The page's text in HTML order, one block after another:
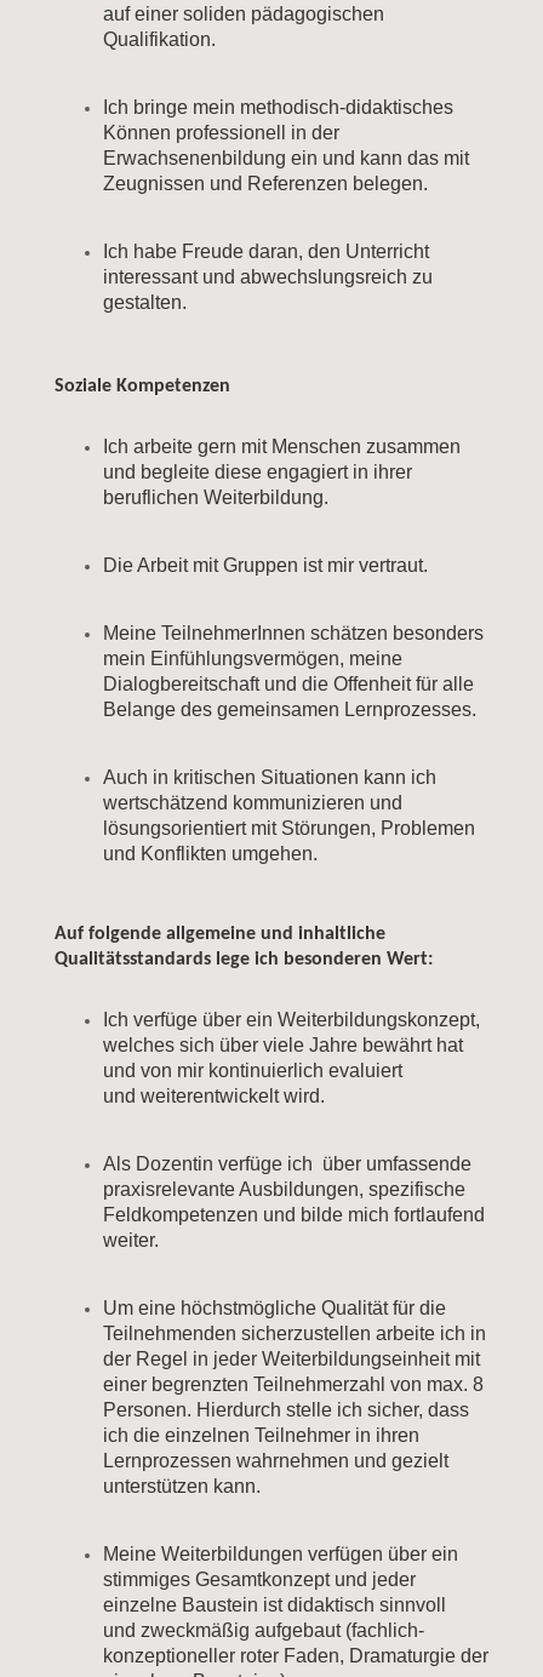
auf einer soliden pädagogischen
Qualifikation.
Ich bringe mein methodisch-didaktisches
Können professionell in der
Erwachsenenbildung ein und kann das mit
Zeugnissen und Referenzen belegen.
Ich habe Freude daran, den Unterricht
interessant und abwechslungsreich zu
gestalten.
Soziale Kompetenzen
Ich arbeite gern mit Menschen zusammen
und begleite diese engagiert in ihrer
beruflichen Weiterbildung.
Die Arbeit mit Gruppen ist mir vertraut.
Meine TeilnehmerInnen schätzen besonders
mein Einfühlungsvermögen, meine
Dialogbereitschaft und die Offenheit für alle
Belange des gemeinsamen Lernprozesses.
Auch in kritischen Situationen kann ich
wertschätzend kommunizieren und
lösungsorientiert mit Störungen, Problemen
und Konflikten umgehen.
Auf folgende allgemeine und inhaltliche
Qualitätsstandards lege ich besonderen Wert:
Ich verfüge über ein Weiterbildungskonzept,
welches sich über viele Jahre bewährt hat
und von mir kontinuierlich evaluiert
und weiterentwickelt wird.
Als Dozentin verfüge ich über umfassende
praxisrelevante Ausbildungen, spezifische
Feldkompetenzen und bilde mich fortlaufend
weiter.
Um eine höchstmögliche Qualität für die
Teilnehmenden sicherzustellen arbeite ich in
der Regel in jeder Weiterbildungseinheit mit
einer begrenzten Teilnehmerzahl von max. 8
Personen. Hierdurch stelle ich sicher, dass
ich die einzelnen Teilnehmer in ihren
Lernprozessen wahrnehmen und gezielt
unterstützen kann.
Meine Weiterbildungen verfügen über ein
stimmiges Gesamtkonzept und jeder
einzelne Baustein ist didaktisch sinnvoll
und zweckmäßig aufgebaut (fachlich-
konzeptioneller roter Faden, Dramaturgie der